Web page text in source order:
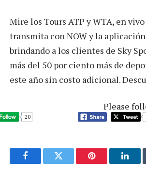
Mire los Tours ATP y WTA, en
transmita con NOW y la
brindando a los clientes de Sky
más del 50 por ciento más de
este año sin costo adicional.
Please
20
FacebookTwitter Pinterest